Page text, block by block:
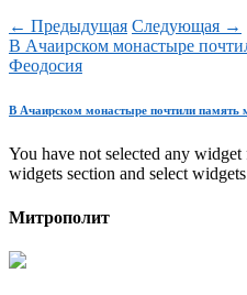
← Предыдущая Следующая →
В Ачаирском монастыре
Феодосия
В Ачаирском монастыре почтили память
You have not selected any
widgets section and select
Митрополит